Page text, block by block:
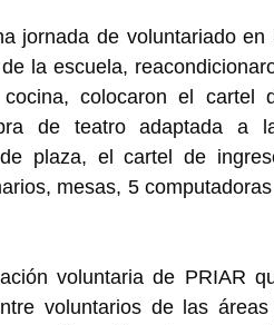
jornada de voluntariado en
la escuela,
colocaron el cartel
de teatro adaptada a
plaza, el cartel de
mesas, 5
voluntaria de PRIAR
voluntarios de las